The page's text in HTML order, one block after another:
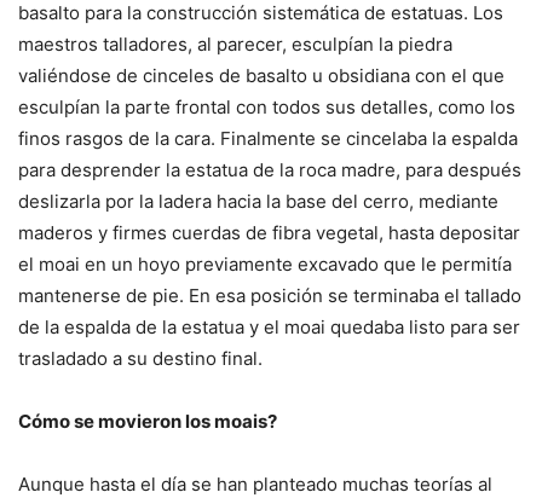
basalto para la construcción sistemática de estatuas. Los
maestros talladores, al parecer, esculpían la piedra
valiéndose de cinceles de basalto u obsidiana con el que
esculpían la parte frontal con todos sus detalles, como los
finos rasgos de la cara. Finalmente se cincelaba la espalda
para desprender la estatua de la roca madre, para después
deslizarla por la ladera hacia la base del cerro, mediante
maderos y firmes cuerdas de fibra vegetal, hasta depositar
el moai en un hoyo previamente excavado que le permitía
mantenerse de pie. En esa posición se terminaba el tallado
de la espalda de la estatua y el moai quedaba listo para ser
trasladado a su destino final.
Cómo se movieron los moais?
Aunque hasta el día se han planteado muchas teorías al